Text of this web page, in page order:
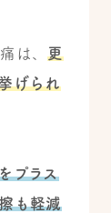
は、更
げられ
プラス
も軽減